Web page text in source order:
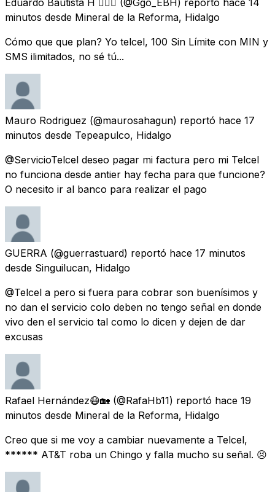
minutos desde Mineral de la Reforma, Hidalgo
Cómo que que plan? Yo telcel, 100 Sin Límite con MIN y
SMS ilimitados, no sé tú...
Mauro Rodriguez (@maurosahagun) reportó hace 17
minutos desde Tepeapulco, Hidalgo
@ServicioTelcel deseo pagar mi factura pero mi Telcel
no funciona desde antier hay fecha para que funcione?
O necesito ir al banco para realizar el pago
GUERRA (@guerrastuard) reportó hace 17 minutos
desde Singuilucan, Hidalgo
@Telcel a pero si fuera para cobrar son buenísimos y
no dan el servicio colo deben no tengo señal en donde
vivo den el servicio tal como lo dicen y dejen de dar
excusas
Rafael Hernández😷🏡 (@RafaHb11) reportó hace 19
minutos desde Mineral de la Reforma, Hidalgo
Creo que si me voy a cambiar nuevamente a Telcel,
****** AT&T roba un Chingo y falla mucho su señal. 😣